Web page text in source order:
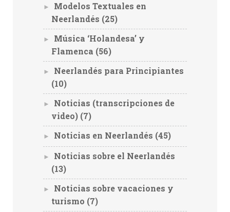
►
Modelos Textuales en
Neerlandés (25)
►
Música ‘Holandesa’ y
Flamenca (56)
►
Neerlandés para Principiantes
(10)
►
Noticias (transcripciones de
video) (7)
► Noticias en Neerlandés (45)
►
Noticias sobre el Neerlandés
(13)
►
Noticias sobre vacaciones y
turismo (7)